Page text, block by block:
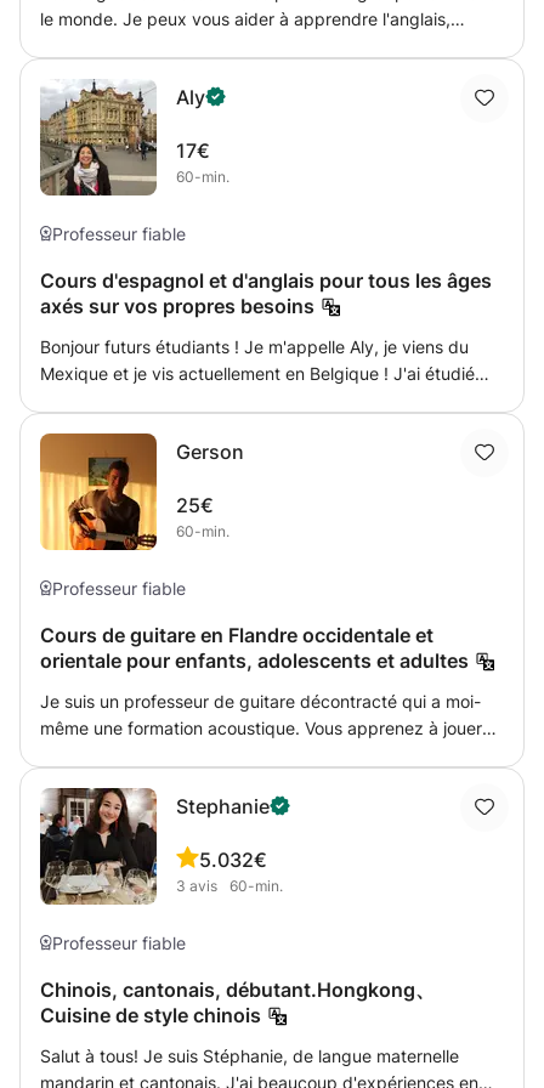
le monde. Je peux vous aider à apprendre l'anglais,
vous enseigner le français, deuxième langue officielle en
Belgique et première langue officielle en France. N'hésitez
pas à essayer ces deux cours avec moi. Vous serez fier
de vous.
Aly
17€
60-min.
Professeur fiable
Cours d'espagnol et d'anglais pour tous les âges
axés sur vos propres besoins
Bonjour futurs étudiants ! Je m'appelle Aly, je viens du
Mexique et je vis actuellement en Belgique ! J'ai étudié
tous âges, également d'adolescents et d'adultes ! donner
des cours d'anglais ou d'espagnol (qui est ma langue
maternelle) J'aime pouvoir partager ce que je peux avec
les autres, c'est pourquoi je veux vous aider à améliorer
cours dynamiques, en utilisant des chansons, des jeux,
d'apprendre ! Bien sûr, je vous demanderai tout d'abord
de me dire ce que vous souhaitez apprendre (grammaire,
vocabulaire, lecture ou simplement conversation, afin que
vous puissiez pratiquer la langue) et comment vous le
propres besoins et votre niveau ! ( : N'hésitez pas à
envoyer un SMS si vous êtes intéressé !
Gerson
25€
60-min.
Professeur fiable
Cours de guitare en Flandre occidentale et
orientale pour enfants, adolescents et adultes
Je suis un professeur de guitare décontracté qui a moi-
même une formation acoustique. Vous apprenez à jouer
pouvez compter sur une énergie jeune avec une finition
maîtrisée!
Stephanie
5.0
3 avis
32€
60-min.
Professeur fiable
Chinois, cantonais, débutant.Hongkong、
Cuisine de style chinois
Salut à tous! Je suis Stéphanie, de langue maternelle
mandarin et cantonais. J'ai beaucoup d'expériences en